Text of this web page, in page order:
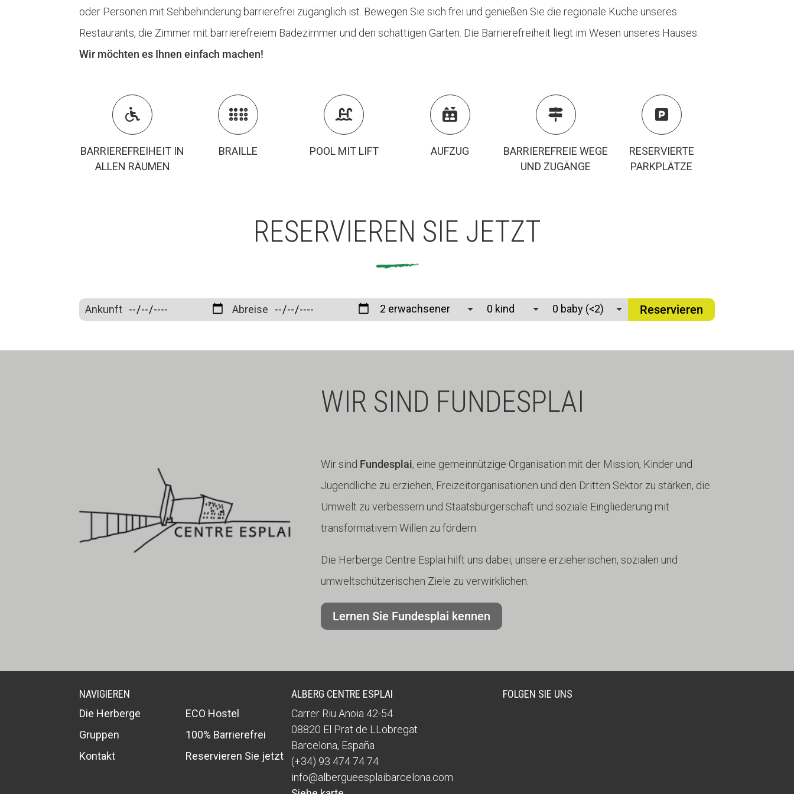
oder Personen mit Sehbehinderung barrierefrei zugänglich ist. Bewegen Sie sich frei und genießen Sie die regionale Küche unseres
Restaurants, die Zimmer mit barrierefreiem Badezimmer und den schattigen Garten. Die Barrierefreiheit liegt im Wesen unseres Hauses.
Wir möchten es Ihnen einfach machen!

BARRIEREFREIHEIT IN
ALLEN RÄUMEN

BRAILLE

POOL MIT LIFT

AUFZUG

BARRIEREFREIE WEGE
UND ZUGÄNGE

RESERVIERTE
PARKPLÄTZE
RESERVIEREN SIE JETZT
Ankunft Abreise Reservieren
WIR SIND FUNDESPLAI
Wir sind Fundesplai, eine gemeinnützige Organisation mit der Mission, Kinder und
Jugendliche zu erziehen, Freizeitorganisationen und den Dritten Sektor zu stärken, die
Umwelt zu verbessern und Staatsbürgerschaft und soziale Eingliederung mit
transformativem Willen zu fördern.
Die Herberge Centre Esplai hilft uns dabei, unsere erzieherischen, sozialen und
umweltschützerischen Ziele zu verwirklichen.
Lernen Sie Fundesplai kennen
NAVIGIEREN
Die Herberge
ECO Hostel
Gruppen
100% Barrierefrei
Kontakt
Reservieren Sie jetzt
ALBERG CENTRE ESPLAI
Carrer Riu Anoia 42-54
08820 El Prat de LLobregat
Barcelona, España
(+34) 93 474 74 74
info@albergueesplaibarcelona.com
FOLGEN SIE UNS